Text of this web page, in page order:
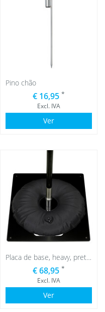
Pino chão
€ 16,95 *
Excl. IVA
Ver
Placa de base, heavy, preto com saco de água preto
€ 68,95 *
Excl. IVA
Ver